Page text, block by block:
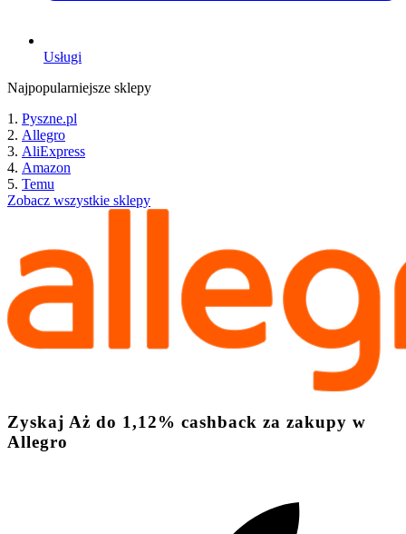
Usługi
Najpopularniejsze sklepy
Pyszne.pl
Allegro
AliExpress
Amazon
Temu
Zobacz wszystkie sklepy
Zyskaj Aż do 1,12% cashback za zakupy w
Allegro